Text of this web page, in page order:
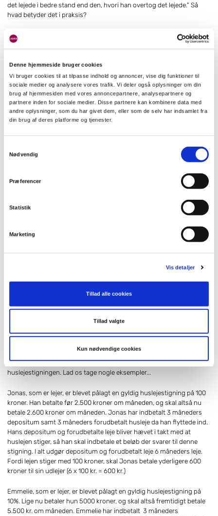
Denne hjemmeside bruger cookies
Vi bruger cookies til at tilpasse indhold og annoncer, vise dig funktioner til
sociale medier og analysere vores trafik. Vi deler også oplysninger om din
brug af hjemmesiden med vores annoncepartnere, analysepartnere og
partnere inden for sociale medier. Disse partnere kan kombinere data med
andre oplysninger, som du har givet dem, eller som de selv har indsamlet fra
din brug af deres platforme og tjenester.
Nødvendig
Præferencer
Statistik
Marketing
Vis detaljer
Tillad alle cookies
Tillad valgte
Kun nødvendige cookies
det lejede i bedre stand end den, hvori han overtog det lejede." Så
hvad betyder det i praksis?
Med mindre det er specificeret udtrykkeligt i lejekontrakten, hvad
depositummet må bruges til, kan det dække alle skyldige ydelser ved
istandsættelse eller rengøring af boligen efter fraflytning,
huslejerestancer (altså manglende betalt husleje) eller
tilgodehavender i forbrugsregnskaber, f.eks. el, varme og vand.
Som lejer skal man efterlade boligen "rimeligt vedligeholdt" - og det
er op til udlejer at definere præcis, hvad det betyder. Udlejer må ikke
være urimelig i sine krav, og det afhænger i høj grad af lejemålets
tilbageholde et "passende beløb" som det hedder. Det skal naturligvis
være realistisk og med udgangspunkt i, hvad der rent faktisk kan
Som udlejer må man kræve at depositum og den forudbetalte leje
bliver reguleret, når man hæver huslejen. Reguleringen må
Der er desuden regler for, hvor meget depositum og forudbetalt leje
må forhøjes, og dermed hvor meget ekstra lejer skal betale.
betalt. Udlejers ret til at hæve de nævnte beløb, forældes ikke.
Når en stigning af huslejen er gyldig, må depositum og forudbetalt
end den løbende leje. Det betyder, at depositum og forudbetalt
husleje maksimalt må forhøjes med et beløb der svarer til
huslejestigningen. Lad os tage nogle eksempler...
Jonas, som er lejer, er blevet pålagt en gyldig huslejestigning på 100
kroner. Han betalte før 2.500 kroner om måneden, og skal altså nu
betale 2.600 kroner om måneden. Jonas har indbetalt 3 måneders
depositum samt 3 måneders forudbetalt husleje da han flyttede ind.
Hans depositum og forudbetalte leje bliver hævet i takt med at
huslejen stiger, så han skal indbetale et beløb der svarer til denne
stigning. I alt udgør depositum og forudbetalt leje 6 måneders leje.
Fordi lejen stiger med 100 kroner, skal Jonas betale yderligere 600
kroner til sin udlejer (6 x 100 kr. = 600 kr.)
Emmelie, som er lejer, er blevet pålagt en gyldig huslejestigning på
10%. Lige nu betaler hun 5000 kroner, og skal altså fremtidigt betale
5.500 kr. om måneden. Emmelie har indbetalt 3 måneders